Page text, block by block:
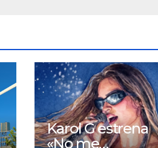
Karol G estrena
«No me